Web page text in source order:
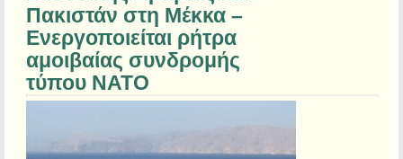
Πακιστάν στη Μέκκα –
Ενεργοποιείται ρήτρα
αμοιβαίας συνδρομής
τύπου NATO